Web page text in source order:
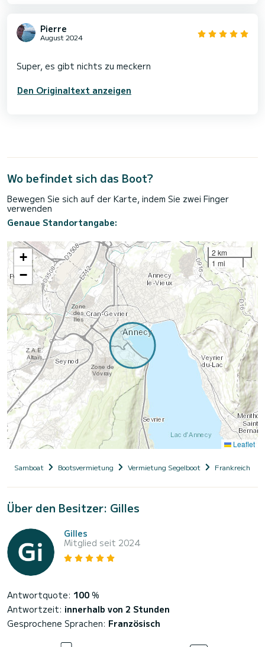
Pierre
August 2024
Den Originaltext anzeigen
Wo befindet sich das Boot?
Bewegen Sie sich auf der Karte, indem Sie zwei Finger
verwenden
Genaue Standortangabe:
+
−
2 km
1 mi
Leaflet
Samboat Bootsvermietung Vermietung Segelboot Frankreich
Über den Besitzer: Gilles
Gilles
Mitglied seit 2024
Antwortquote: 100 %
Antwortzeit: innerhalb von 2 Stunden
Gesprochene Sprachen: Französisch